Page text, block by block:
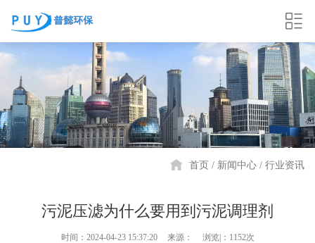
首页 新闻中心 行业资讯
污泥压滤为什么要用到污泥调理剂
时间：2024-04-23 15:37:20 来源： 浏览|：1152次